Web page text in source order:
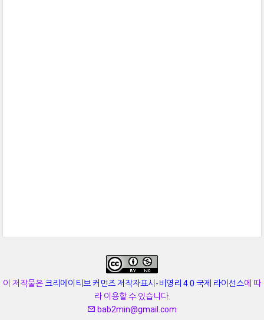
이 저작물은크리에이티브 커먼즈 저작자표시-비영리 4.0 국제 라이선스에 따
라 이용할 수 있습니다.
bab2min@gmail.com